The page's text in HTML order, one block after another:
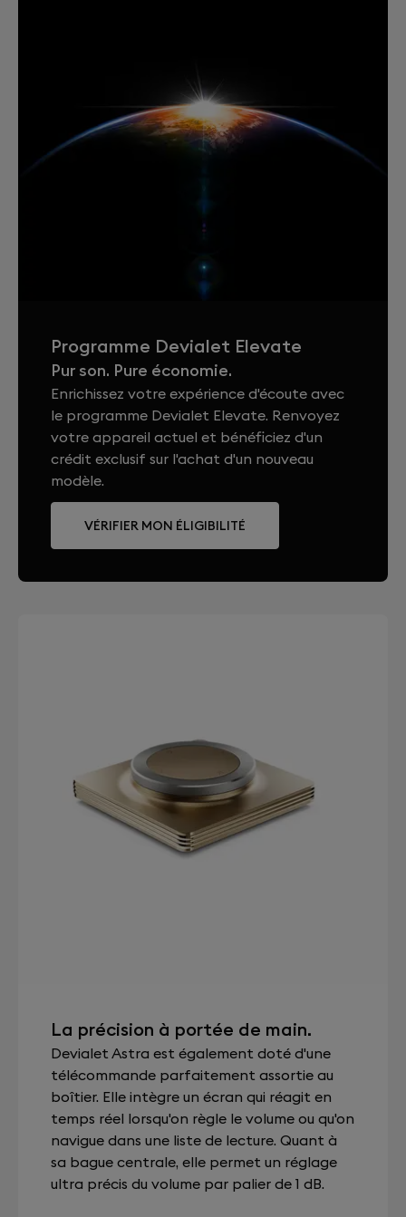
Programme Devialet Elevate
Pur son. Pure économie.
Enrichissez votre expérience d'écoute avec
le programme Devialet Elevate. Renvoyez
votre appareil actuel et bénéficiez d'un
crédit exclusif sur l'achat d'un nouveau
modèle.
VÉRIFIER MON ÉLIGIBILITÉ
La précision à portée de main.
Devialet Astra est également doté d'une
télécommande parfaitement assortie au
boîtier. Elle intègre un écran qui réagit en
temps réel lorsqu'on règle le volume ou qu'on
navigue dans une liste de lecture. Quant à
sa bague centrale, elle permet un réglage
ultra précis du volume par palier de 1 dB.